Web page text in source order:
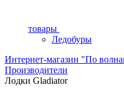
товары
Ледобуры
Интернет-магазин "По
Производители
Лодки Gladiator